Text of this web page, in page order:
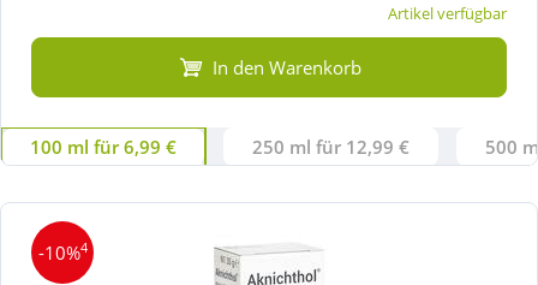
Artikel verfügbar
In den Warenkorb
100 ml für 6,99 € 250 ml für 12,99 € 500
-10%4